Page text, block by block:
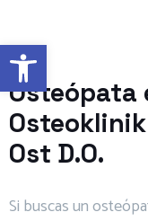
Osteópata
Ost D.O.
Si buscas un
Abrir barra